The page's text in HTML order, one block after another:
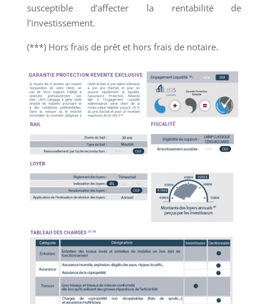
susceptible d’affecter la rentabilité de
l’investissement.
(***) Hors frais de prêt et hors frais de notaire.